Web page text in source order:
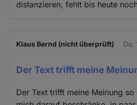
distanzieren, fehlt bis heute
Klaus Bernd (nicht überprüft) Do.
Der Text trifft meine
Der Text trifft meine Meinung